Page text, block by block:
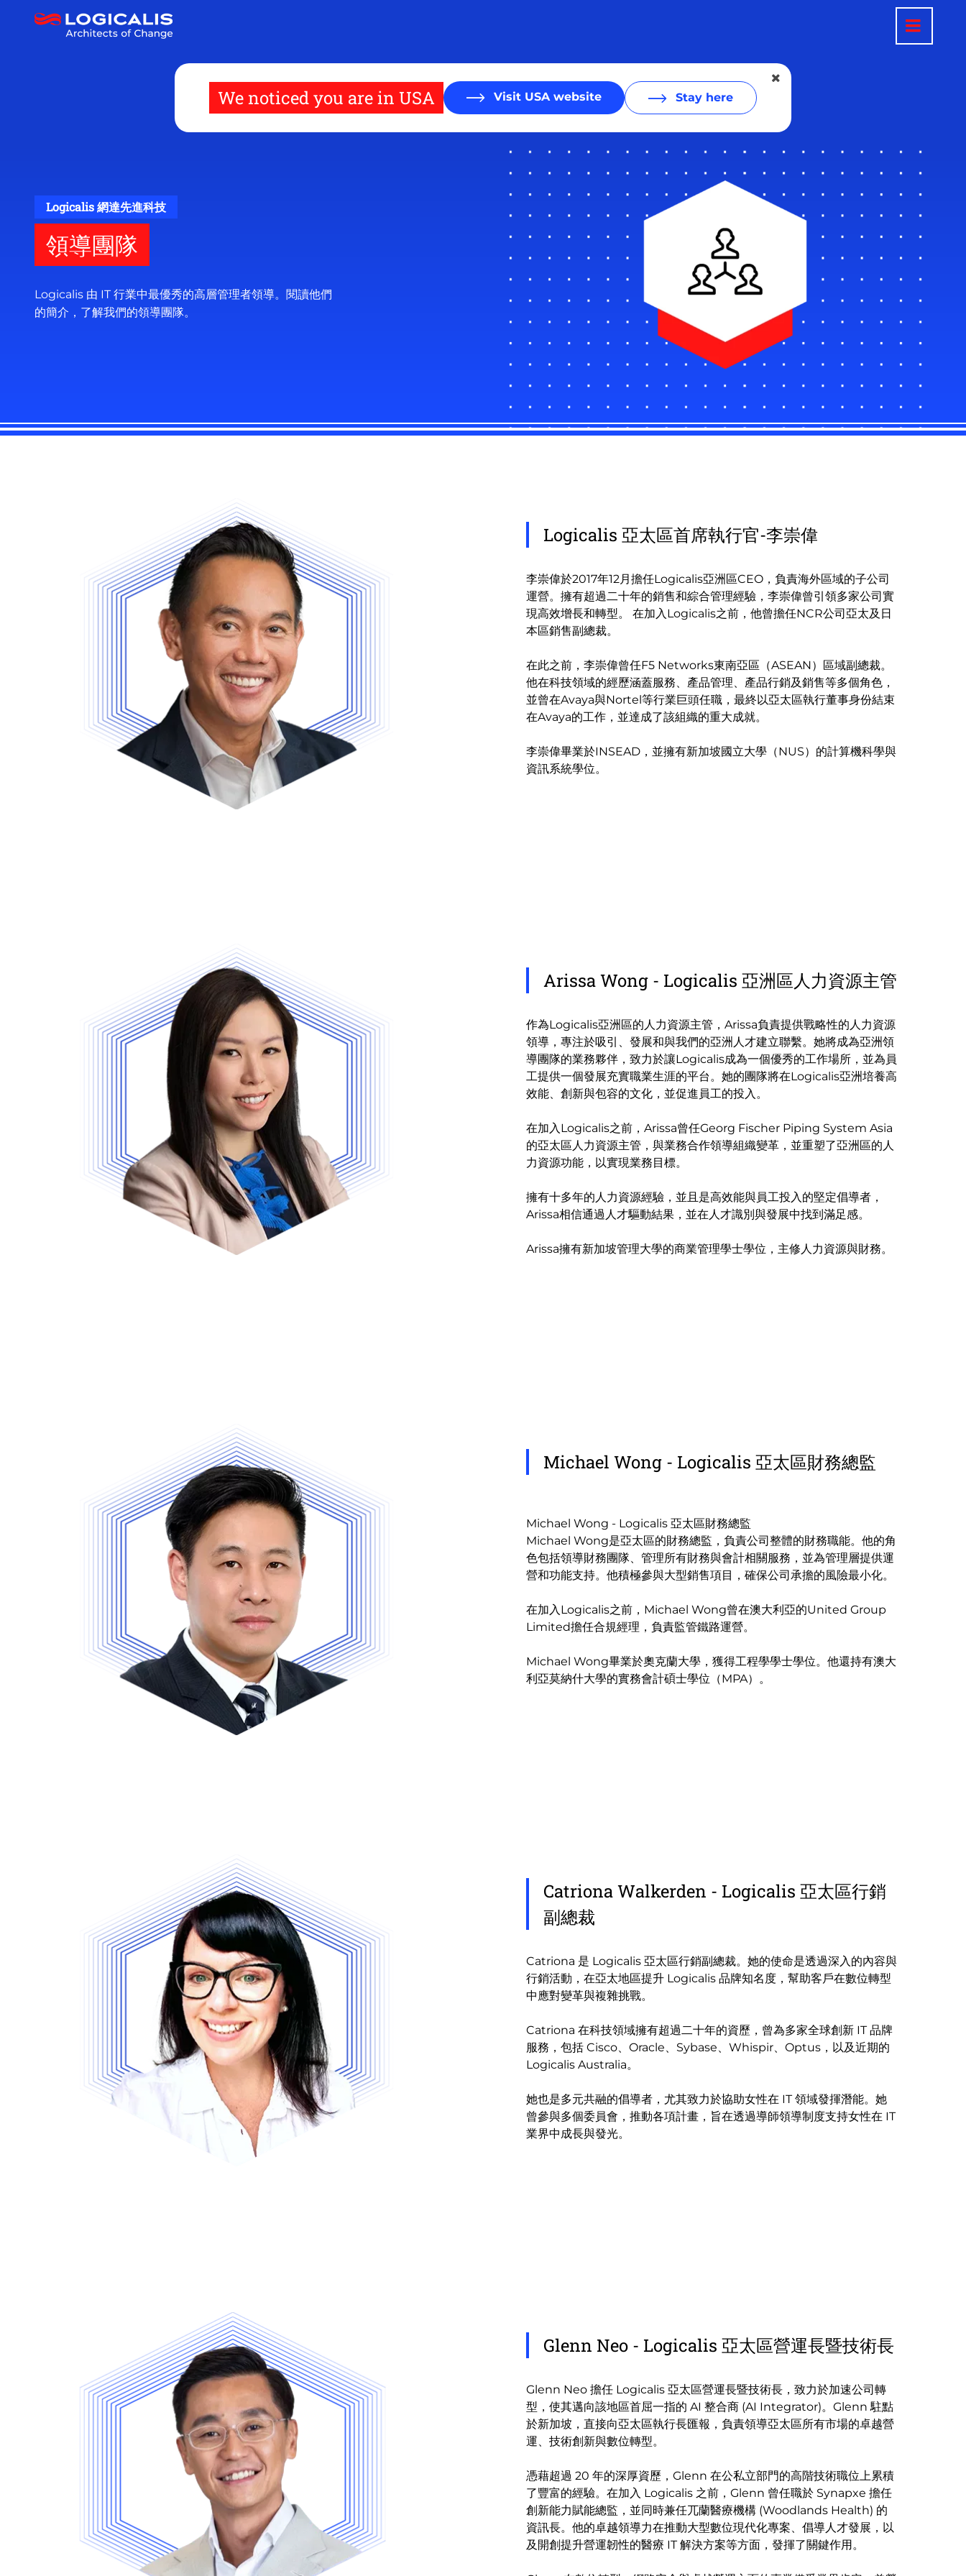
We noticed you are in USA Visit USA website Stay here
Logicalis 網達先進科技
領導團隊
Logicalis 由 IT 行業中最優秀的高層管理者領導。閱讀他們
的簡介，了解我們的領導團隊。
Logicalis 亞太區首席執行官-李崇偉
李崇偉於2017年12月擔任Logicalis亞洲區CEO，負責海外區域的子公司
運營。擁有超過二十年的銷售和綜合管理經驗，李崇偉曾引領多家公司實
現高效增長和轉型。 在加入Logicalis之前，他曾擔任NCR公司亞太及日
本區銷售副總裁。
在此之前，李崇偉曾任F5 Networks東南亞區（ASEAN）區域副總裁。
他在科技領域的經歷涵蓋服務、產品管理、產品行銷及銷售等多個角色，
並曾在Avaya與Nortel等行業巨頭任職，最終以亞太區執行董事身份結束
在Avaya的工作，並達成了該組織的重大成就。
李崇偉畢業於INSEAD，並擁有新加坡國立大學（NUS）的計算機科學與
資訊系統學位。
Arissa Wong - Logicalis 亞洲區人力資源主管
作為Logicalis亞洲區的人力資源主管，Arissa負責提供戰略性的人力資源
領導，專注於吸引、發展和與我們的亞洲人才建立聯繫。她將成為亞洲領
導團隊的業務夥伴，致力於讓Logicalis成為一個優秀的工作場所，並為員
工提供一個發展充實職業生涯的平台。她的團隊將在Logicalis亞洲培養高
效能、創新與包容的文化，並促進員工的投入。
在加入Logicalis之前，Arissa曾任Georg Fischer Piping System Asia
的亞太區人力資源主管，與業務合作領導組織變革，並重塑了亞洲區的人
力資源功能，以實現業務目標。
擁有十多年的人力資源經驗，並且是高效能與員工投入的堅定倡導者，
Arissa相信通過人才驅動結果，並在人才識別與發展中找到滿足感。
Arissa擁有新加坡管理大學的商業管理學士學位，主修人力資源與財務。
Michael Wong - Logicalis 亞太區財務總監
Michael Wong - Logicalis 亞太區財務總監
Michael Wong是亞太區的財務總監，負責公司整體的財務職能。他的角
色包括領導財務團隊、管理所有財務與會計相關服務，並為管理層提供運
營和功能支持。他積極參與大型銷售項目，確保公司承擔的風險最小化。
在加入Logicalis之前，Michael Wong曾在澳大利亞的United Group
Limited擔任合規經理，負責監管鐵路運營。
Michael Wong畢業於奧克蘭大學，獲得工程學學士學位。他還持有澳大
利亞莫納什大學的實務會計碩士學位（MPA）。
Catriona Walkerden - Logicalis 亞太區行銷
副總裁
Catriona 是 Logicalis 亞太區行銷副總裁。她的使命是透過深入的內容與
行銷活動，在亞太地區提升 Logicalis 品牌知名度，幫助客戶在數位轉型
中應對變革與複雜挑戰。
Catriona 在科技領域擁有超過二十年的資歷，曾為多家全球創新 IT 品牌
服務，包括 Cisco、Oracle、Sybase、Whispir、Optus，以及近期的
Logicalis Australia。
她也是多元共融的倡導者，尤其致力於協助女性在 IT 領域發揮潛能。她
曾參與多個委員會，推動各項計畫，旨在透過導師領導制度支持女性在 IT
業界中成長與發光。
Glenn Neo - Logicalis 亞太區營運長暨技術長
Glenn Neo 擔任 Logicalis 亞太區營運長暨技術長，致力於加速公司轉
型，使其邁向該地區首屈一指的 AI 整合商 (AI Integrator)。Glenn 駐點
於新加坡，直接向亞太區執行長匯報，負責領導亞太區所有市場的卓越營
運、技術創新與數位轉型。
憑藉超過 20 年的深厚資歷，Glenn 在公私立部門的高階技術職位上累積
了豐富的經驗。在加入 Logicalis 之前，Glenn 曾任職於 Synapxe 擔任
創新能力賦能總監，並同時兼任兀蘭醫療機構 (Woodlands Health) 的
資訊長。他的卓越領導力在推動大型數位現代化專案、倡導人才發展，以
及開創提升營運韌性的醫療 IT 解決方案等方面，發揮了關鍵作用。